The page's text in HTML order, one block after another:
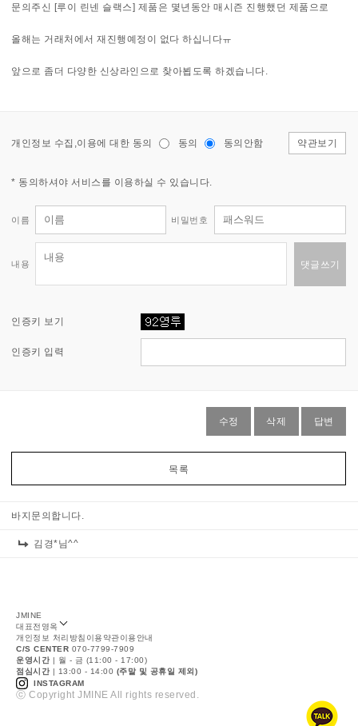
문의주신 [루이 린넨 슬랙스] 제품은 몇년동안 매시즌 진행했던 제품으로
올해는 거래처에서 재진행예정이 없다 하십니다ㅠ
앞으로 좀더 다양한 신상라인으로 찾아뵙도록 하겠습니다.
개인정보 수집,이용에 대한 동의 동의 동의안함 약관보기
* 동의하셔야 서비스를 이용하실 수 있습니다.
이름 비밀번호
내용 댓글쓰기
인증키 보기
인증키 입력
수정 삭제 답변
목록
바지문의합니다.
김경*님^^
JMINE
대표전영옥
개인정보 처리방침 이용약관이용안내
C/S CENTER 070-7799-7909
운영시간 | 월 - 금 (11:00 - 17:00)
점심시간 | 13:00 - 14:00 (주말 및 공휴일 제외)
INSTAGRAM
ⓒ Copyright JMINE All rights reserved.